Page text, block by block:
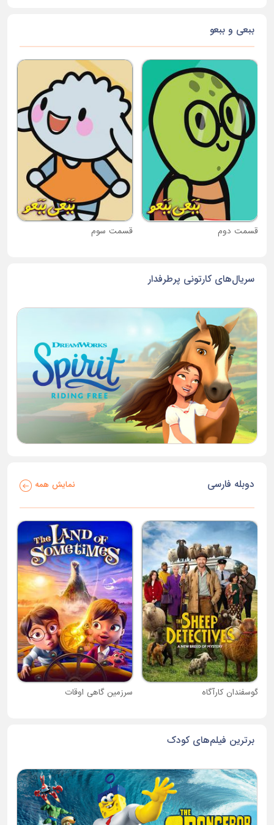
ببعی و ببعو
قسمت دوم قسمت سوم
سریال‌های کارتونی پرطرفدار
دوبله فارسی نمایش همه
گوسفندان کارآگاه سرزمین گاهی اوقات
برترین فیلم‌های کودک